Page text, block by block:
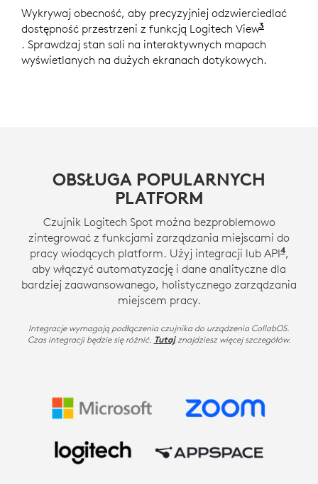
Wykrywaj obecność, aby precyzyjniej odzwierciedlać
dostępność przestrzeni z funkcją Logitech View3
. Sprawdzaj stan sali na interaktywnych mapach
wyświetlanych na dużych ekranach dotykowych.
OBSŁUGA POPULARNYCH
PLATFORM
Czujnik Logitech Spot można bezproblemowo
zintegrować z funkcjami zarządzania miejscami do
pracy wiodących platform. Użyj integracji lub API4API
,
aby włączyć automatyzację i dane analityczne dla
bardziej zaawansowanego, holistycznego zarządzania
miejscem pracy.
Integracje wymagają podłączenia czujnika do urządzenia CollabOS.
Czas integracji będzie się różnić. Tutajznajdziesz więcej szczegółów.